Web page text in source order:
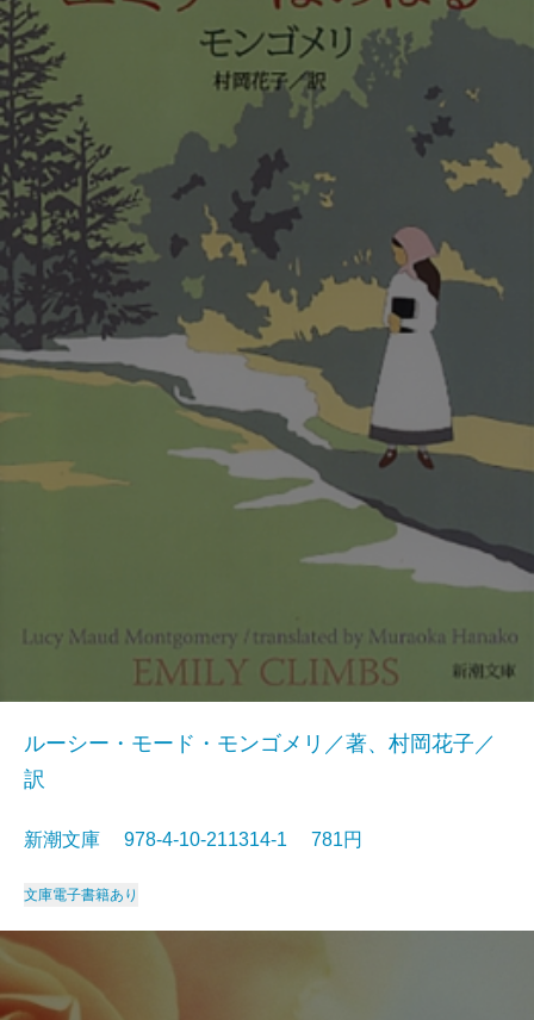
ルーシー・モード・モンゴメリ／著、村岡花子／
訳
新潮文庫 978-4-10-211314-1 781円
文庫電子書籍あり